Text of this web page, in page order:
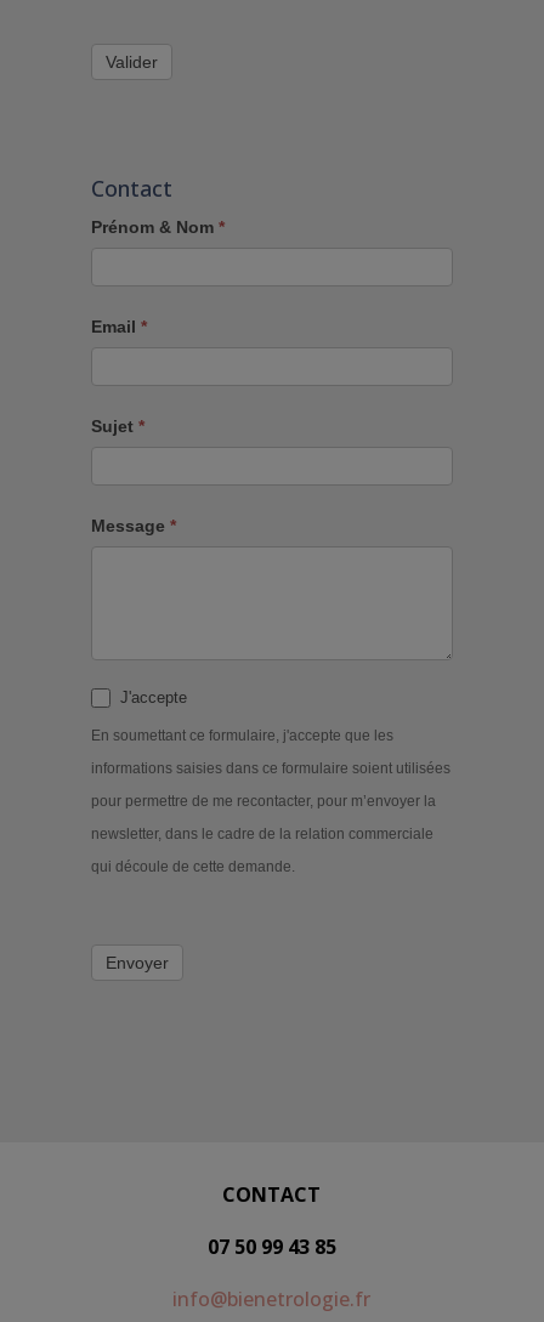
Valider
Contact
Prénom & Nom *
Email *
Sujet *
Message *
J'accepte
En soumettant ce formulaire, j'accepte que les
informations saisies dans ce formulaire soient utilisées
pour permettre de me recontacter, pour m’envoyer la
newsletter, dans le cadre de la relation commerciale
qui découle de cette demande.
Envoyer
CONTACT
07 50 99 43 85
info@bienetrologie.fr